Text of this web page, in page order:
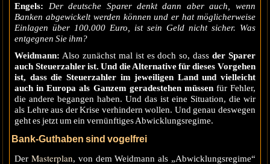
Engels:
Der deutsche Sparer denkt dann aber auch, wenn
Banken abgewickelt werden können und er hat möglicherweise
Einlagen über 100.000 Euro, ist sein Geld nicht sicher. Was
entgegnen Sie ihm?
Weidmann: Also zunächst mal ist es doch so, dass der Sparer
auch Steuerzahler ist. Und die Alternative für dieses Vorgehen
ist, dass die Steuerzahler im jeweiligen Land und vielleicht
auch in Europa als Ganzem geradestehen müssenfür Fehler,
die andere begangen haben. Und das ist eine Situation, die wir
als Lehre aus der Krise verhindern wollen. Und genau deswegen
geht es jetzt um ein vernünftiges Abwicklungsregime.
Bank-Guthaben sind vogelfrei
DerMasterplan, von dem Weidmann als „Abwicklungsregime“